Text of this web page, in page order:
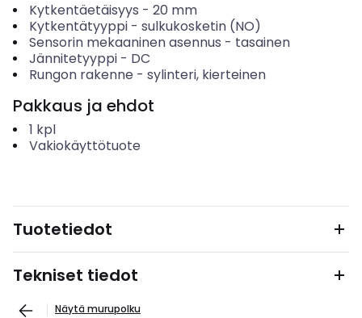
Kytkentäetäisyys - 20 mm
Kytkentätyyppi- sulkukosketin (NO)
Sensorin mekaaninen asennus - tasainen
Jännitetyyppi- DC
Rungon rakenne - sylinteri, kierteinen
Pakkaus ja ehdot
1 kpl
Vakiokäyttötuote
Tuotetiedot
Tekniset tiedot
Näytä murupolku